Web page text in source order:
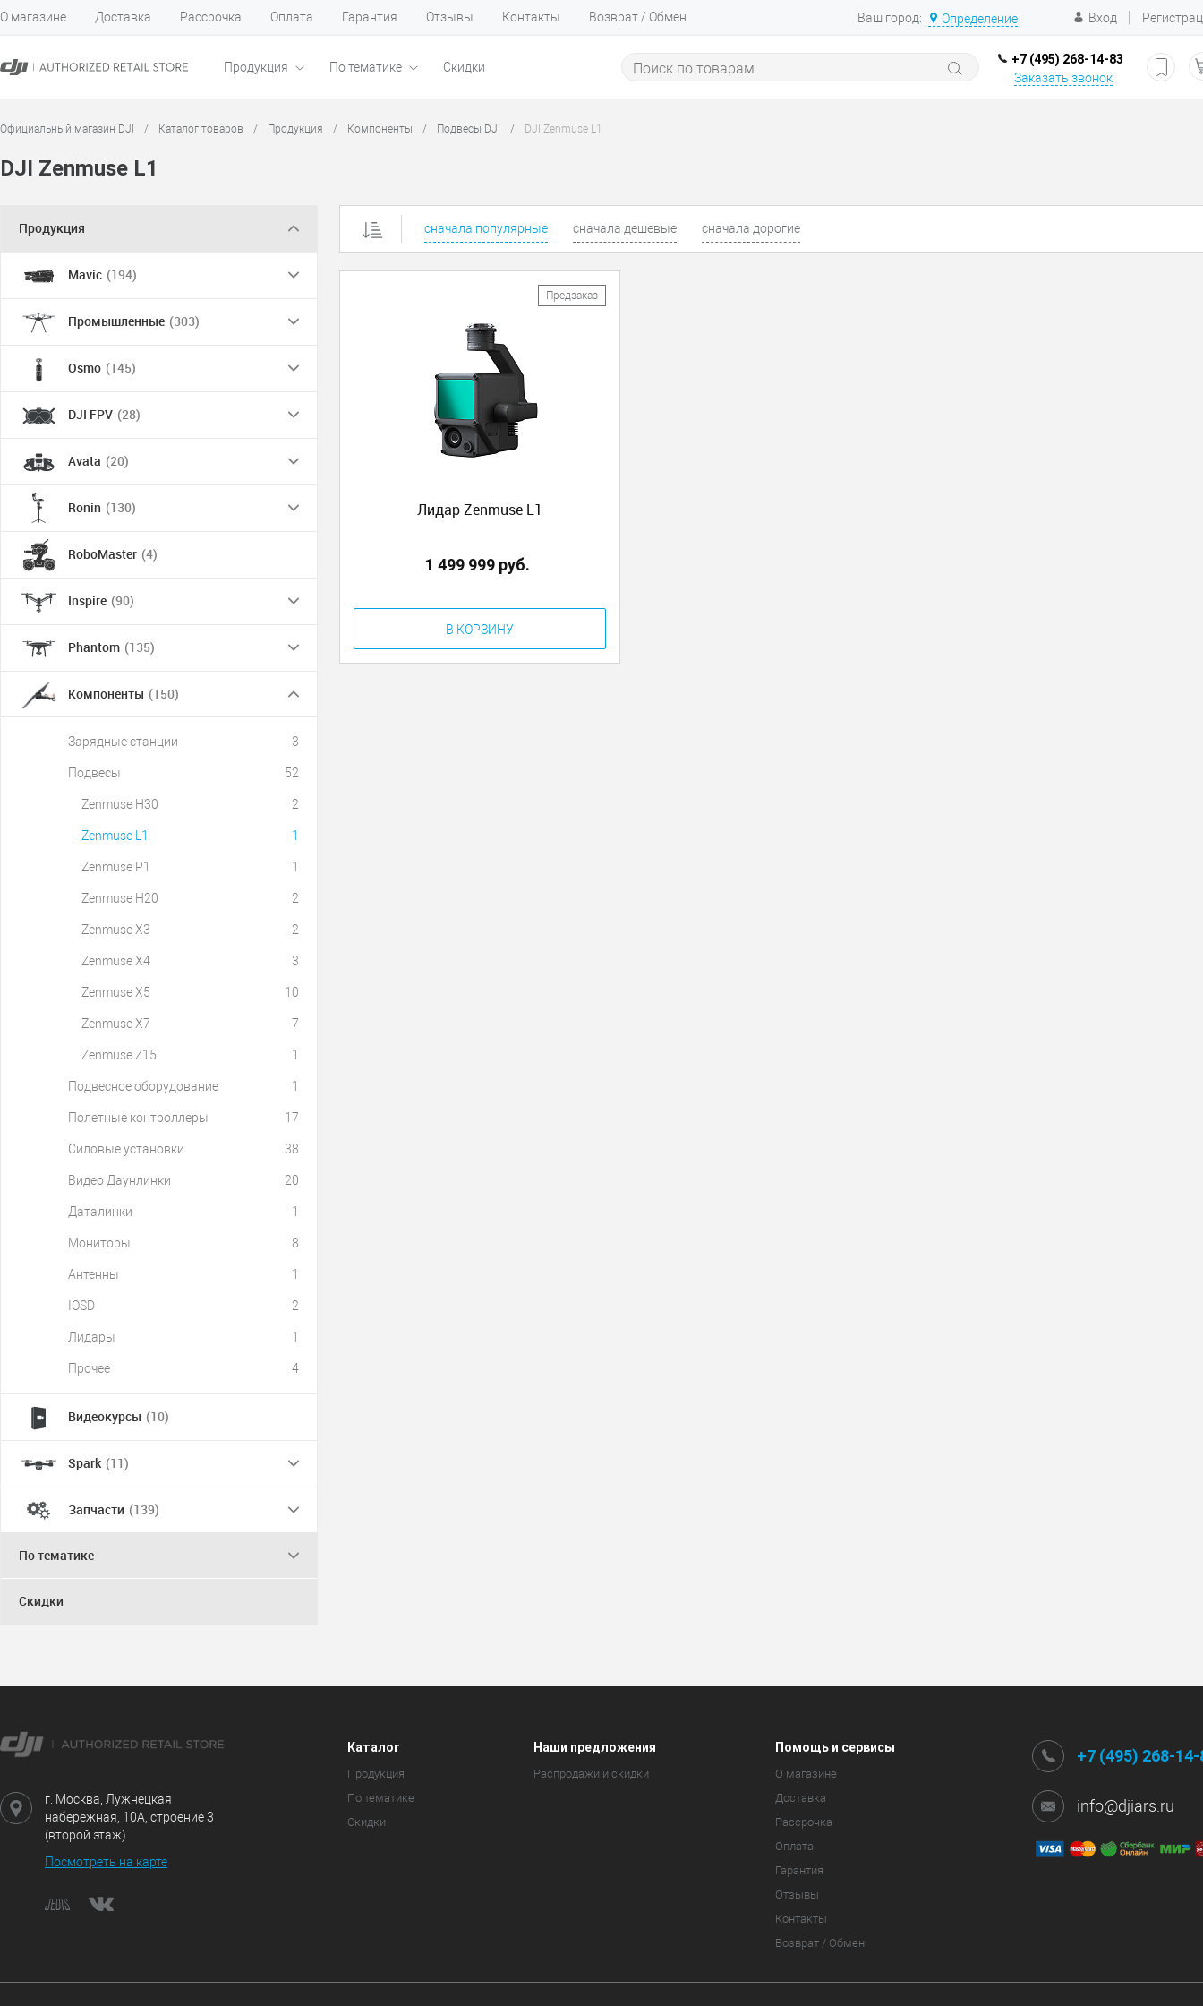
О магазине Доставка Рассрочка Оплата Гарантия Отзывы Контакты Возврат / Обмен Ваш город: Определение Вход |
Продукция По тематике Скидки
+7 (495) 268-14-83
Заказать звонок
Официальный магазин DJI / Каталог товаров / Продукция / Компоненты / Подвесы DJI / DJI Zenmuse L1
DJI Zenmuse L1
Продукция
Mavic (194)
Промышленные (303)
Osmo (145)
DJI FPV (28)
Avata (20)
Ronin (130)
RoboMaster (4)
Inspire (90)
Phantom (135)
Компоненты (150)
Зарядные станции 3
Подвесы 52
Zenmuse H30 2
Zenmuse L1 1
Zenmuse P1 1
Zenmuse H20 2
Zenmuse X3 2
Zenmuse X4 3
Zenmuse X5 10
Zenmuse X7 7
Zenmuse Z15 1
Подвесное оборудование 1
Полетные контроллеры 17
Силовые установки 38
Видео Даунлинки 20
Даталинки 1
Мониторы 8
Антенны 1
IOSD 2
Лидары 1
Прочее 4
Видеокурсы (10)
Spark (11)
Запчасти (139)
По тематике
Скидки
сначала популярные сначала дешевые сначала дорогие
Предзаказ
Лидар Zenmuse L1
1 499 999 руб.
В КОРЗИНУ
г. Москва, Лужнецкая
набережная, 10А, строение 3
(второй этаж)
Посмотреть на карте
Каталог
Продукция
По тематике
Скидки
Наши предложения
Распродажи и скидки
Помощь и сервисы
О магазине
Доставка
Рассрочка
Оплата
Гарантия
Отзывы
Контакты
Возврат / Обмен
+7 (495) 268-14-
info@djiars.ru